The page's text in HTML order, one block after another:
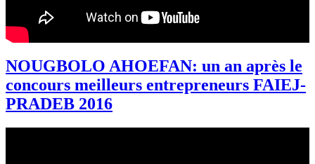
NOUGBOLO AHOEFAN: un an après le
concours meilleurs entrepreneurs FAIEJ-
PRADEB 2016